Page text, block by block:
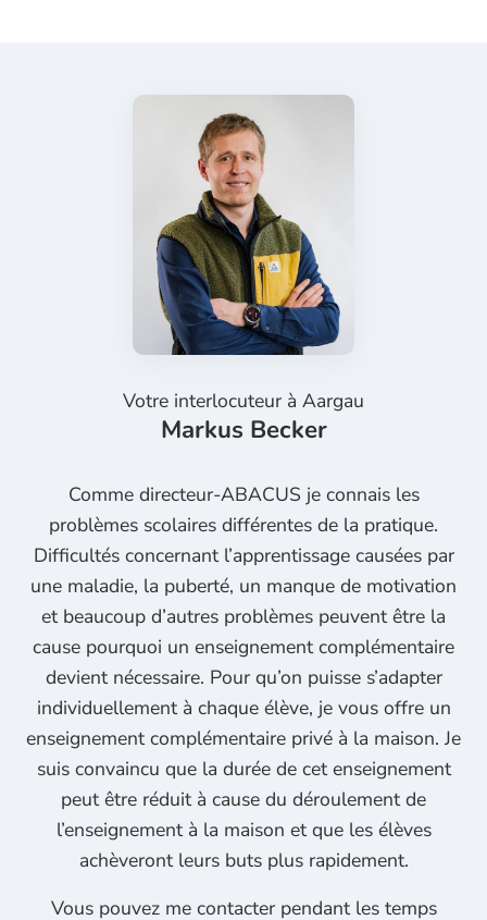
Votre interlocuteur à Aargau
Markus Becker
Comme directeur-ABACUS je connais les
problèmes scolaires différentes de la pratique.
Difficultés concernant l’apprentissage causées par
une maladie, la puberté, un manque de motivation
et beaucoup d’autres problèmes peuvent être la
cause pourquoi un enseignement complémentaire
devient nécessaire. Pour qu’on puisse s’adapter
individuellement à chaque élève, je vous offre un
enseignement complémentaire privé à la maison. Je
suis convaincu que la durée de cet enseignement
peut être réduit à cause du déroulement de
l’enseignement à la maison et que les élèves
achèveront leurs buts plus rapidement.
Vous pouvez me contacter pendant les temps